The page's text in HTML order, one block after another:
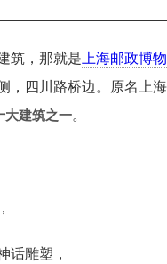
筑，那就是上海邮政博
，四川路桥边。原名上
大建筑之一。
话雕塑，